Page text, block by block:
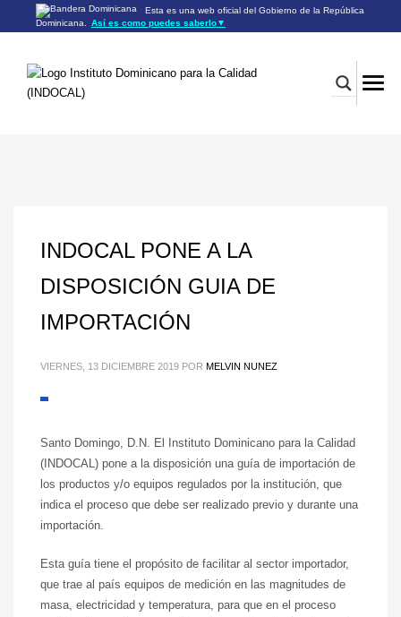
Esta es una web oficial del Gobierno de la República
Dominicana.
Así es como puedes saberlo▼
Los sitios web oficiales utilizan .gob.do o .gov.do
Los sitios web oficiales .gob.do o .gov.do seguros utilizan
HTTPS
INDOCAL PONE A LA
DISPOSICIÓN GUIA DE
IMPORTACIÓN
VIERNES, 13 DICIEMBRE 2019 POR MELVIN NUNEZ
Santo Domingo, D.N. El Instituto Dominicano para la Calidad
(INDOCAL) pone a la disposición una guía de importación de
los productos y/o equipos regulados por la institución, que
indica el proceso que debe ser realizado previo y durante una
importación.
Esta guía tiene el propósito de facilitar al sector importador,
que trae al país equipos de medición en las magnitudes de
masa, electricidad y temperatura, para que en el proceso